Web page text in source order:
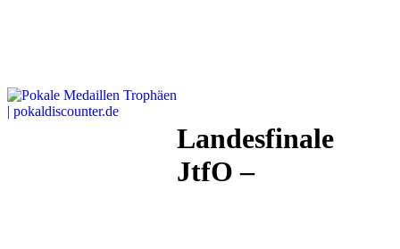
Landesfinale
JtfO –